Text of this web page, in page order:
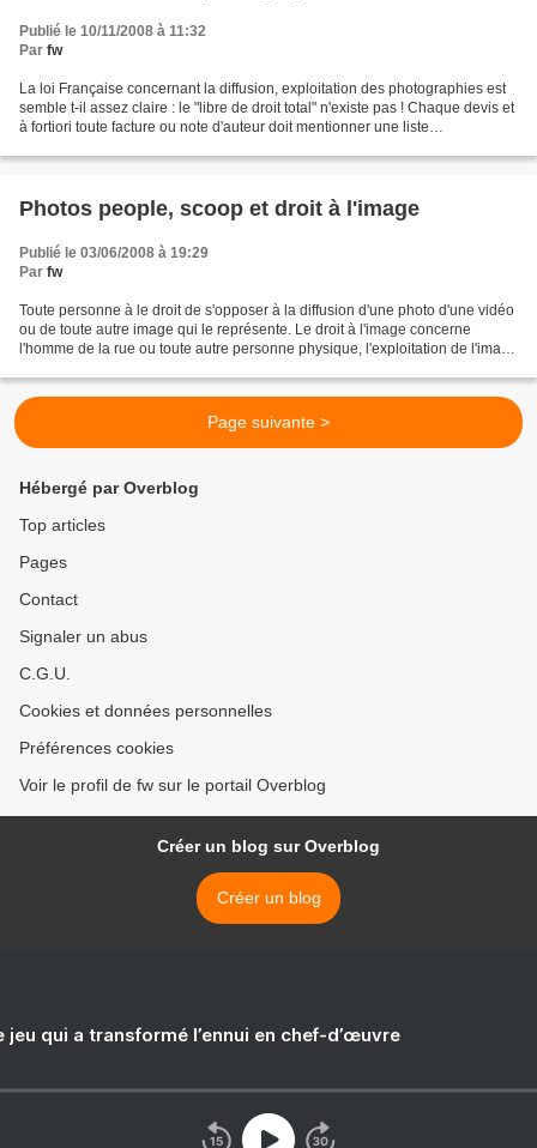
Publié le 10/11/2008 à 11:32
Par fw
La loi Française concernant la diffusion, exploitation des photographies est
semble t-il assez claire : le "libre de droit total" n'existe pas ! Chaque devis et
à fortiori toute facture ou note d'auteur doit mentionner une liste
Photos people, scoop et droit à l'image
Publié le 03/06/2008 à 19:29
Par fw
Toute personne à le droit de s'opposer à la diffusion d'une photo d'une vidéo
ou de toute autre image qui le représente. Le droit à l'image concerne
l'homme de la rue ou toute autre personne physique, l'exploitation de l'image
Page suivante >
Hébergé par Overblog
Top articles
Pages
Contact
Signaler un abus
C.G.U.
Cookies et données personnelles
Préférences cookies
Voir le profil de fw sur le portail Overblog
Créer un blog sur Overblog
Créer un blog
jeu qui a transformé l’ennui en chef-d’œuvre